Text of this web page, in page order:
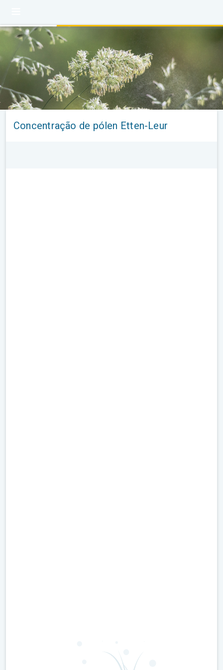
Concentração de pólen Etten-Leur